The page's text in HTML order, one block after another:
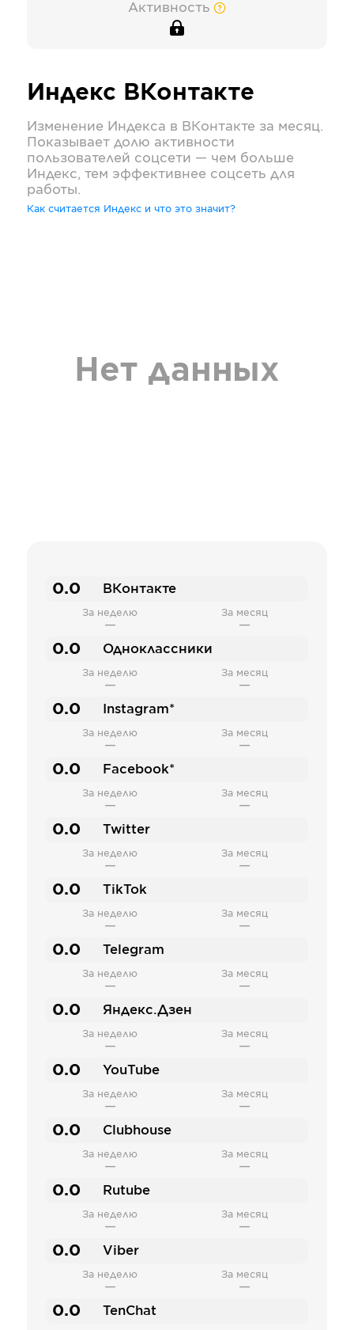
Активность
Индекс ВКонтакте
Изменение Индекса в ВКонтакте за месяц.
Показывает долю активности
пользователей соцсети — чем больше
Индекс, тем эффективнее соцсеть для
работы.
Как считается Индекс и что это значит?
Нет данных
0.0 ВКонтакте
За неделю
—
За месяц
—
0.0 Одноклассники
За неделю
—
За месяц
—
0.0 Instagram*
За неделю
—
За месяц
—
0.0 Facebook*
За неделю
—
За месяц
—
0.0 Twitter
За неделю
—
За месяц
—
0.0 TikTok
За неделю
—
За месяц
—
0.0 Telegram
За неделю
—
За месяц
—
0.0 Яндекс.Дзен
За неделю
—
За месяц
—
0.0 YouTube
За неделю
—
За месяц
—
0.0 Clubhouse
За неделю
—
За месяц
—
0.0 Rutube
За неделю
—
За месяц
—
0.0 Viber
За неделю
—
За месяц
—
0.0 TenChat